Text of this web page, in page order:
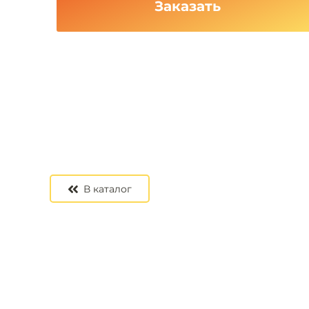
Заказать
В каталог